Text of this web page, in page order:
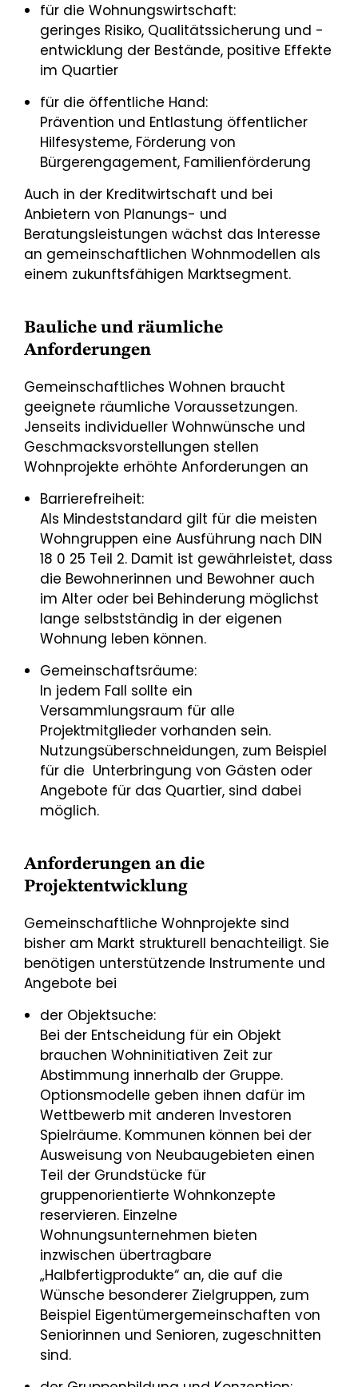
für die Wohnungswirtschaft:
geringes Risiko, Qualitätssicherung und -
entwicklung der Bestände, positive Effekte
im Quartier
für die öffentliche Hand:
Prävention und Entlastung öffentlicher
Hilfesysteme, Förderung von
Bürgerengagement, Familienförderung
Auch in der Kreditwirtschaft und bei
Anbietern von Planungs- und
Beratungsleistungen wächst das Interesse
an gemeinschaftlichen Wohnmodellen als
einem zukunftsfähigen Marktsegment.
Bauliche und räumliche
Anforderungen
Gemeinschaftliches Wohnen braucht
geeignete räumliche Voraussetzungen.
Jenseits individueller Wohnwünsche und
Geschmacksvorstellungen stellen
Wohnprojekte erhöhte Anforderungen an
Barrierefreiheit:
Als Mindeststandard gilt für die meisten
Wohngruppen eine Ausführung nach DIN
18 0 25 Teil 2. Damit ist gewährleistet, dass
die Bewohnerinnen und Bewohner auch
im Alter oder bei Behinderung möglichst
lange selbstständig in der eigenen
Wohnung leben können.
Gemeinschaftsräume:
In jedem Fall sollte ein
Versammlungsraum für alle
Projektmitglieder vorhanden sein.
Nutzungsüberschneidungen, zum Beispiel
für die Unterbringung von Gästen oder
Angebote für das Quartier, sind dabei
möglich.
Anforderungen an die
Projektentwicklung
Gemeinschaftliche Wohnprojekte sind
bisher am Markt strukturell benachteiligt. Sie
benötigen unterstützende Instrumente und
Angebote bei
der Objektsuche:
Bei der Entscheidung für ein Objekt
brauchen Wohninitiativen Zeit zur
Abstimmung innerhalb der Gruppe.
Optionsmodelle geben ihnen dafür im
Wettbewerb mit anderen Investoren
Spielräume. Kommunen können bei der
Ausweisung von Neubaugebieten einen
Teil der Grundstücke für
gruppenorientierte Wohnkonzepte
reservieren. Einzelne
Wohnungsunternehmen bieten
inzwischen übertragbare
„Halbfertigprodukte“ an, die auf die
Wünsche besonderer Zielgruppen, zum
Beispiel Eigentümergemeinschaften von
Seniorinnen und Senioren, zugeschnitten
sind.